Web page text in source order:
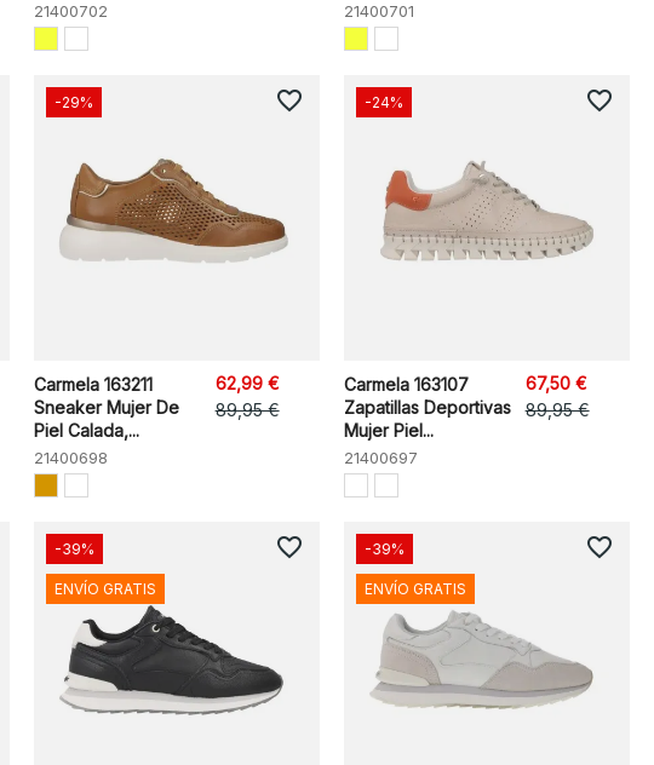
21400702 21400701
Carmela 163211
Sneaker Mujer De
Piel Calada,...
21400698
62,99 €
89,95 €
-29% favorite_border
Carmela 163107
Zapatillas Deportivas
Mujer Piel...
21400697
67,50 €
89,95 €
-24% favorite_border
-39%
ENVÍO GRATIS
favorite_border -39%
ENVÍO GRATIS
favorite_border